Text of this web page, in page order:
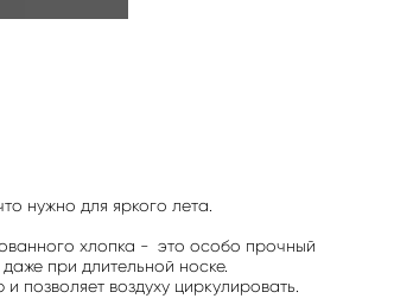
нужно для яркого лета.
хлопка - это особо прочный
при длительной носке.
позволяет воздуху циркулировать.